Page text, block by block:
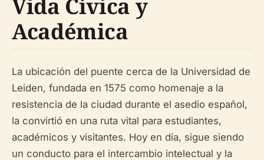
Vida Cívica y
Académica
La ubicación del puente cerca de la Universidad de
Leiden, fundada en 1575 como homenaje a la
resistencia de la ciudad durante el asedio español,
la convirtió en una ruta vital para estudiantes,
académicos y visitantes. Hoy en día, sigue siendo
un conducto para el intercambio intelectual y la